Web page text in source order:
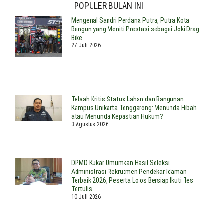
POPULER BULAN INI
Mengenal Sandri Perdana Putra, Putra Kota
Bangun yang Meniti Prestasi sebagai Joki Drag
Bike
27 Juli 2026
Telaah Kritis Status Lahan dan Bangunan
Kampus Unikarta Tenggarong: Menunda Hibah
atau Menunda Kepastian Hukum?
3 Agustus 2026
DPMD Kukar Umumkan Hasil Seleksi
Administrasi Rekrutmen Pendekar Idaman
Terbaik 2026, Peserta Lolos Bersiap Ikuti Tes
Tertulis
10 Juli 2026